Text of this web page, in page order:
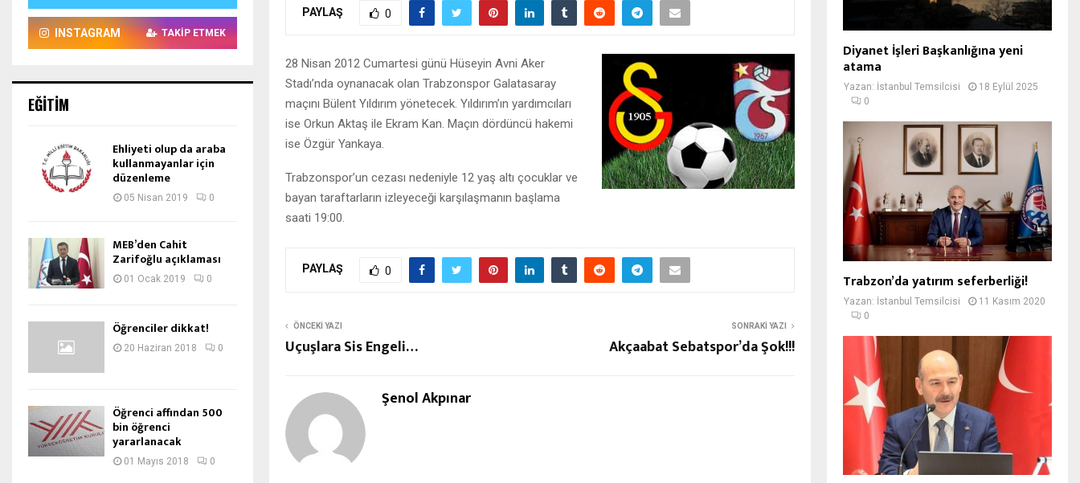
PAYLAŞ 0
28 Nisan 2012 Cumartesi günü Hüseyin Avni Aker
Stadı’nda oynanacak olan Trabzonspor Galatasaray
maçını Bülent Yıldırım yönetecek. Yıldırım’ın yardımcıları
ise Orkun Aktaş ile Ekram Kan. Maçın dördüncü hakemi
ise Özgür Yankaya.
Trabzonspor’un cezası nedeniyle 12 yaş altı çocuklar ve
bayan taraftarların izleyeceği karşılaşmanın başlama
saati 19:00.
PAYLAŞ 0
ÖNCEKI YAZI
Uçuşlara Sis Engeli…
SONRAKI YAZI
Akçaabat Sebatspor’da Şok!!!
Şenol Akpınar
INSTAGRAM TAKIP ETMEK
EĞITIM
Ehliyeti olup da araba
kullanmayanlar için
düzenleme
05 Nisan 2019 0
MEB’den Cahit
Zarifoğlu açıklaması
01 Ocak 2019 0
Öğrenciler dikkat!
20 Haziran 2018 0
Öğrenci affından 500
bin öğrenci
yararlanacak
01 Mayıs 2018 0
Diyanet İşleri Başkanlığına yeni
atama
Yazan: İstanbul Temsilcisi
18 Eylül 2025
0
Trabzon’da yatırım seferberliği!
Yazan: İstanbul Temsilcisi
11 Kasım 2020
0